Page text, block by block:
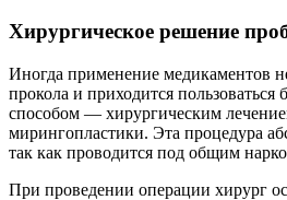
Хирургическое решение
Иногда применение медикаментов
прокола и приходится пользоваться
способом — хирургическим
мирингопластики. Эта процедура
так как проводится под общим
При проведении операции хирург